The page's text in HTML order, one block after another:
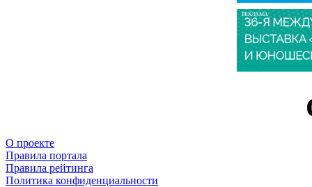
РЕКЛАМА
О проекте
Правила портала
Правила рейтинга
Политика конфиденциальности